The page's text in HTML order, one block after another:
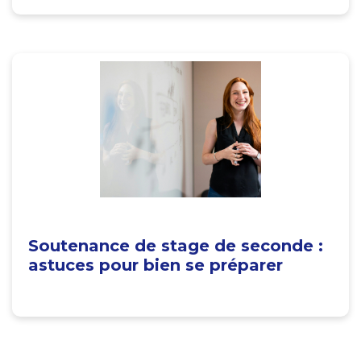
Soutenance de stage de seconde :
astuces pour bien se préparer